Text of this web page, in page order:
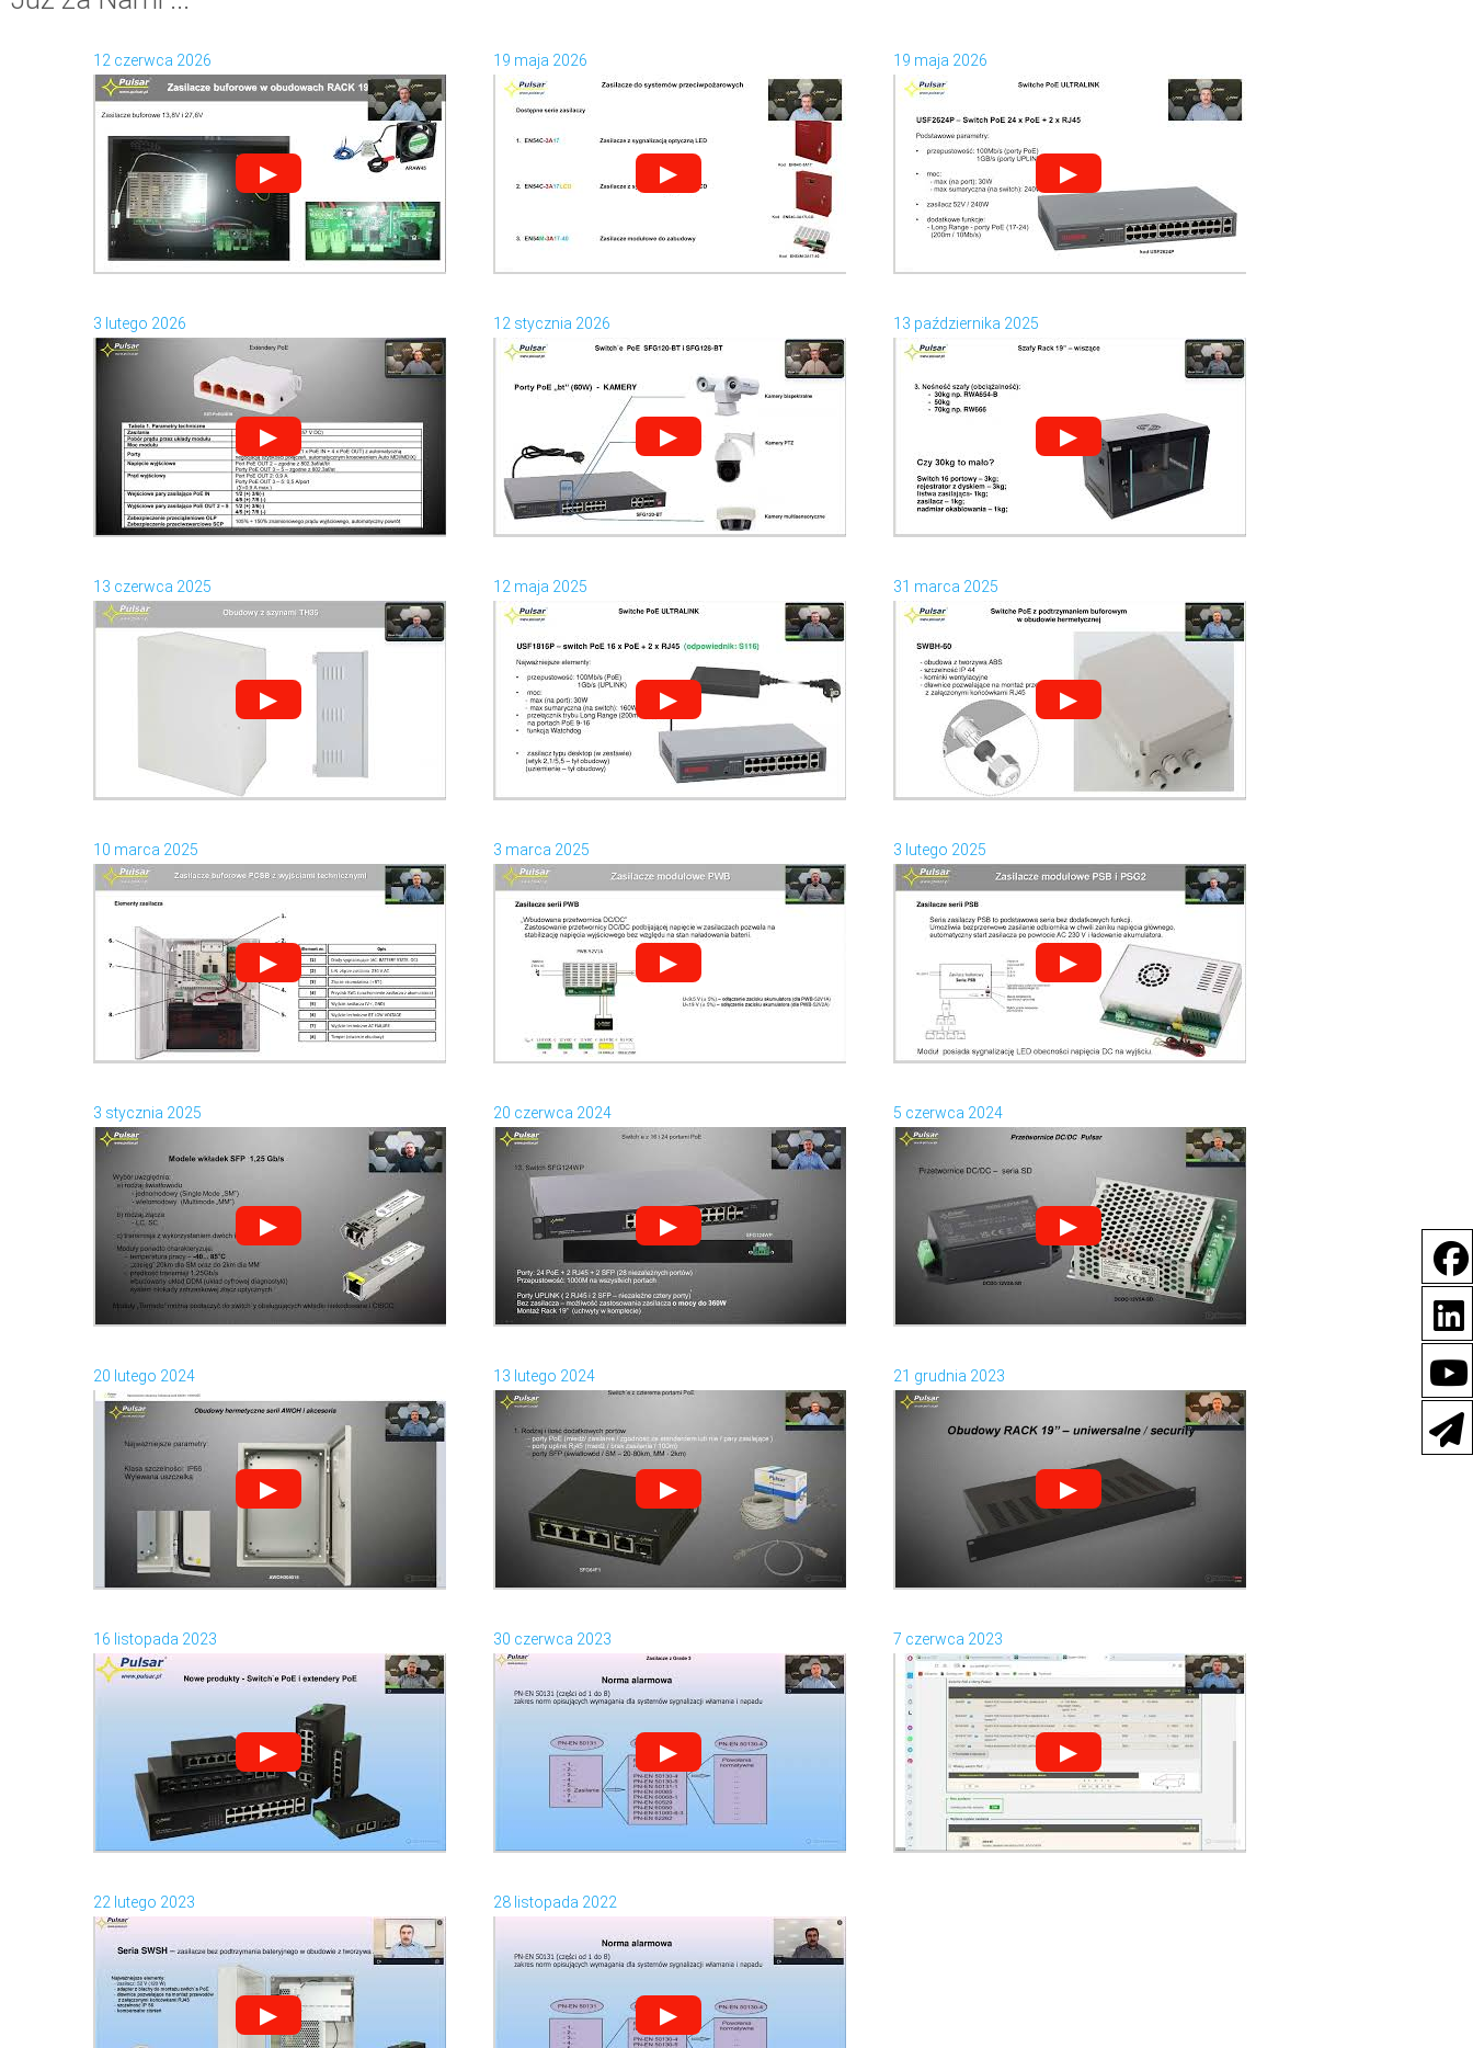
12 czerwca 2026
▶
19 maja 2026
▶
19 maja 2026
▶
3 lutego 2026
▶
12 stycznia 2026
▶
13 października 2025
▶
13 czerwca 2025
▶
12 maja 2025
▶
31 marca 2025
▶
10 marca 2025
▶
3 marca 2025
▶
3 lutego 2025
▶
3 stycznia 2025
▶
20 czerwca 2024
▶
5 czerwca 2024
▶
20 lutego 2024
▶
13 lutego 2024
▶
21 grudnia 2023
▶
16 listopada 2023
▶
30 czerwca 2023
▶
7 czerwca 2023
▶
22 lutego 2023
▶
28 listopada 2022
▶